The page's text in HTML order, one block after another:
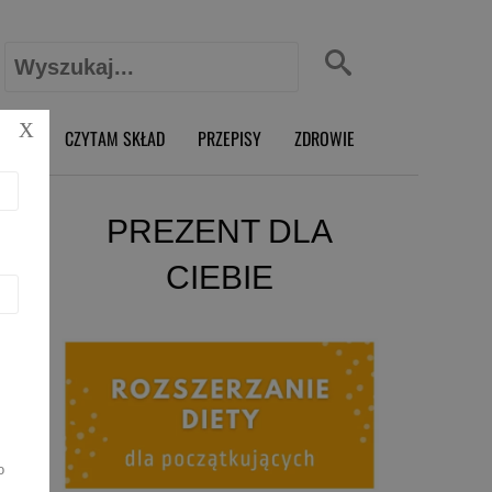
Szukaj:
RD CZYTAM SKŁAD PRZEPISY ZDROWIE
PREZENT DLA
CIEBIE
X